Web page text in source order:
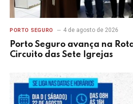
PORTO SEGURO 4 de agosto de 2026
Porto Seguro avança na
Circuito das Sete Igrejas